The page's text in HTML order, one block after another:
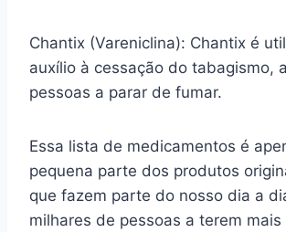
Chantix (Vareniclina): Chantix é
auxílio à cessação do tabagismo,
pessoas a parar de fumar.
Essa lista de medicamentos é
pequena parte dos produtos
que fazem parte do nosso dia a
milhares de pessoas a terem